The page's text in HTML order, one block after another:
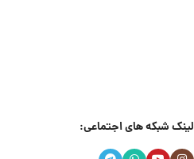
لینک شبکه های اجتماعی: